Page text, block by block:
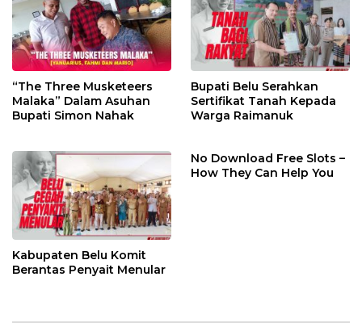
“The Three Musketeers
Malaka” Dalam Asuhan
Bupati Simon Nahak
Bupati Belu Serahkan
Sertifikat Tanah Kepada
Warga Raimanuk
Kabupaten Belu Komit
Berantas Penyait Menular
No Download Free Slots –
How They Can Help You